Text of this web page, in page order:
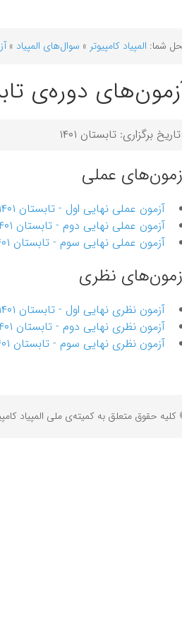
شما: المپیاد کامپیوتر » سوال‌های المپیاد »
دوره‌ی
تاریخ برگزاری: تابستان ۱۴۰۱
عملی
آزمون عملی نهایی اول - تابستان ۱۴۰۱
آزمون عملی نهایی دوم - تابستان ۱۴۰۱
آزمون عملی نهایی سوم - تابستان ۱۴۰۱
نظری
آزمون نظری نهایی اول - تابستان ۱۴۰۱
آزمون نظری نهایی دوم - تابستان ۱۴۰۱
آزمون نظری نهایی سوم - تابستان ۱۴۰۱
حقوق متعلق به کمیته‌ی ملی المپیاد